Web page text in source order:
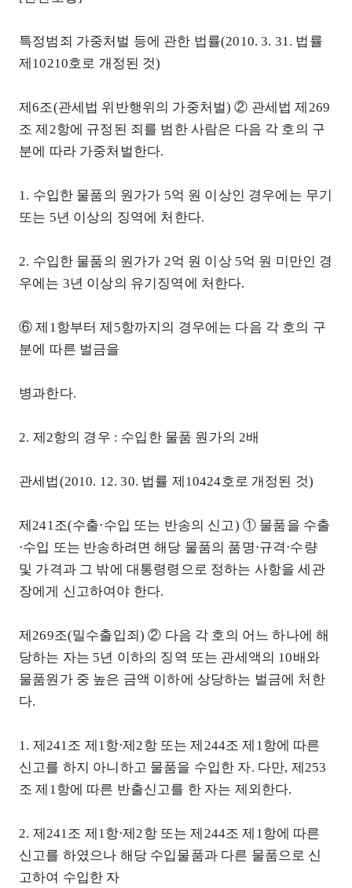
특정범죄 가중처벌 등에 관한 법률(2010. 3. 31. 법률
제10210호로 개정된 것)
제6조(관세법 위반행위의 가중처벌) ② 관세법 제269
조 제2항에 규정된 죄를 범한 사람은 다음 각 호의 구
분에 따라 가중처벌한다.
1. 수입한 물품의 원가가 5억 원 이상인 경우에는 무기
또는 5년 이상의 징역에 처한다.
2. 수입한 물품의 원가가 2억 원 이상 5억 원 미만인 경
우에는 3년 이상의 유기징역에 처한다.
⑥ 제1항부터 제5항까지의 경우에는 다음 각 호의 구
분에 따른 벌금을
병과한다.
2. 제2항의 경우 : 수입한 물품 원가의 2배
관세법(2010. 12. 30. 법률 제10424호로 개정된 것)
제241조(수출⋅수입 또는 반송의 신고) ① 물품을 수출
⋅수입 또는 반송하려면 해당 물품의 품명⋅규격⋅수량
및 가격과 그 밖에 대통령령으로 정하는 사항을 세관
장에게 신고하여야 한다.
제269조(밀수출입죄) ② 다음 각 호의 어느 하나에 해
당하는 자는 5년 이하의 징역 또는 관세액의 10배와
물품원가 중 높은 금액 이하에 상당하는 벌금에 처한
다.
1. 제241조 제1항⋅제2항 또는 제244조 제1항에 따른
신고를 하지 아니하고 물품을 수입한 자. 다만, 제253
조 제1항에 따른 반출신고를 한 자는 제외한다.
2. 제241조 제1항⋅제2항 또는 제244조 제1항에 따른
신고를 하였으나 해당 수입물품과 다른 물품으로 신
고하여 수입한 자